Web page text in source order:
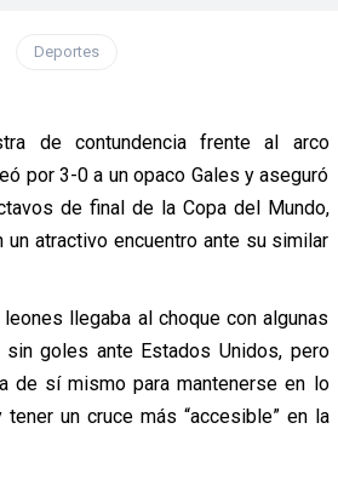
Deportes
de contundencia frente al arco
por 3-0 a un opaco Gales y aseguró
de final de la Copa del Mundo,
un atractivo encuentro ante su similar
llegaba al choque con algunas
goles ante Estados Unidos, pero
de sí mismo para mantenerse en lo
un cruce más “accesible” en la